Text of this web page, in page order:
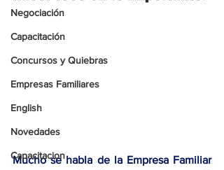
Negociación
Capacitación
Concursos y Quiebras
Empresas Familiares
English
Novedades
Capacitacion
Mucho se habla de la Empresa Familiar